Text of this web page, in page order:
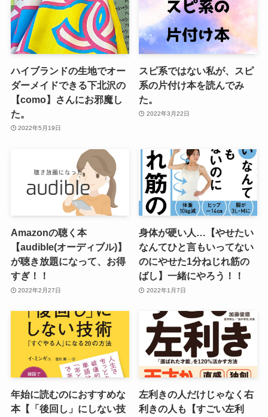
ハイブランドの生地でオー
ダーメイドできる下北沢の
【como】さんにお邪魔し
た。
2022年5月19日
スピ系ではない私が、スピ
系の片付け本を読んでみ
た。
2022年3月22日
Amazonの聴く本
【audible(オーディブル)】
が聴き放題になって、お得
すぎ！！
2022年2月27日
身体が硬い人…【やせたい
なんてひと言もいってない
のにやせた1分ねじれ筋の
ばし】一緒にやろう！！
2022年1月7日
年始に読むのにおすすめな
本【「後回し」にしない技
左利きの人だけじゃなく右
利きの人も【すごい左利